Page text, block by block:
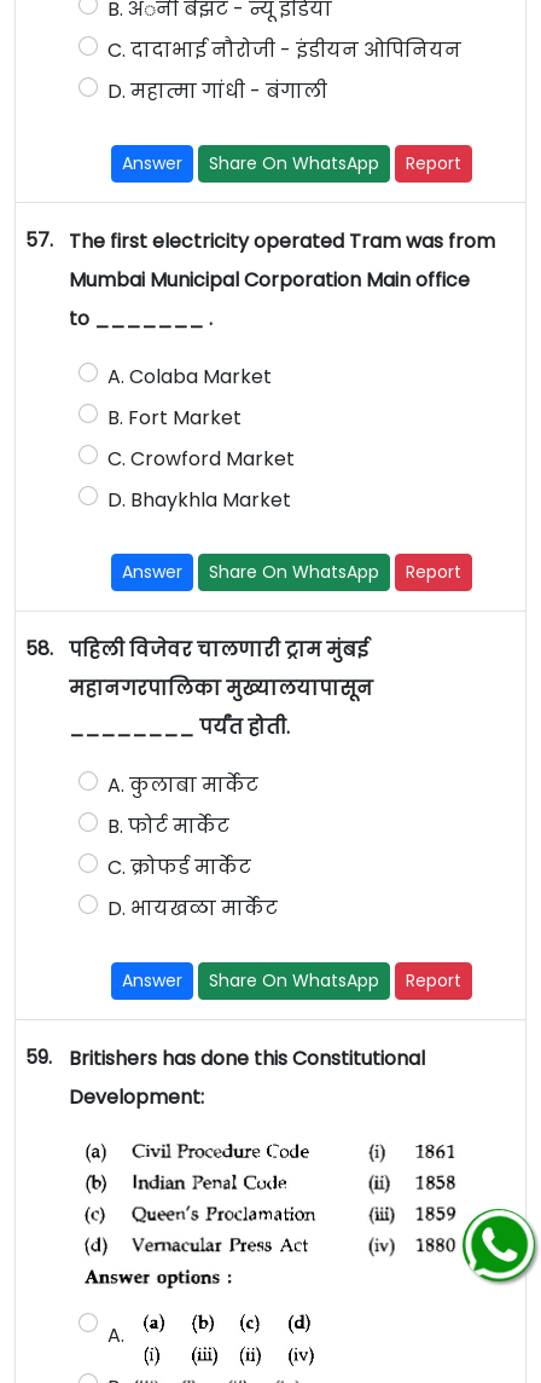
B. अॅनी बेझंट - न्यू इंडिया
C. दादाभाई नौरोजी - इंडीयन ओपिनियन
D. महात्मा गांधी - बंगाली
Answer Share On WhatsApp Report
57.
The first electricity operated Tram was from
Mumbai Municipal Corporation Main office
to _______ .
A. Colaba Market
B. Fort Market
C. Crowford Market
D. Bhaykhla Market
Answer Share On WhatsApp Report
58. पहिली विजेवर चालणारी ट्राम मुंबई
महानगरपालिका मुख्यालयापासून
________ पर्यंत होती.
A. कुलाबा मार्केट
B. फोर्ट मार्केट
C. क्रोफर्ड मार्केट
D. भायखळा मार्केट
Answer Share On WhatsApp Report
59.
Britishers has done this Constitutional
Development:
A.